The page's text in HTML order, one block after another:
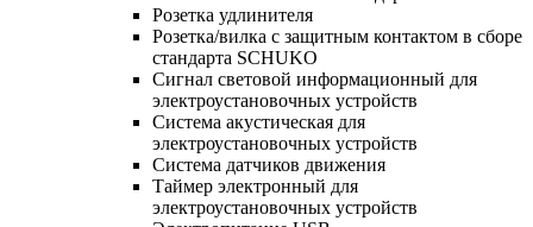
Розетка удлинителя
Розетка/вилка с защитным контактом в сборе
стандарта SCHUKO
Сигнал световой информационный для
электроустановочных устройств
Система акустическая для
электроустановочных устройств
Система датчиков движения
Таймер электронный для
электроустановочных устройств